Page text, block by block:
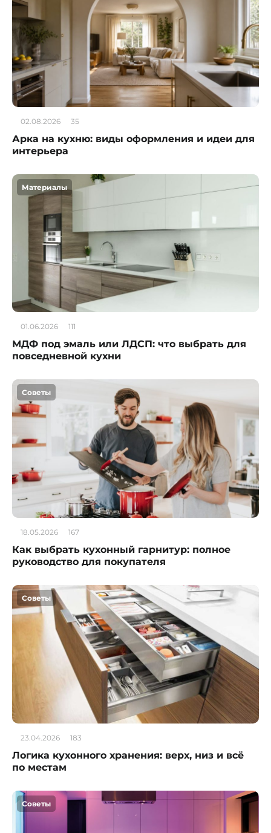
02.08.2026 35
Арка на кухню: виды оформления и идеи для
интерьера
Материалы
01.06.2026 111
МДФ под эмаль или ЛДСП: что выбрать для
повседневной кухни
Советы
18.05.2026 167
Как выбрать кухонный гарнитур: полное
руководство для покупателя
Советы
23.04.2026 183
Логика кухонного хранения: верх, низ и всё
по местам
Советы